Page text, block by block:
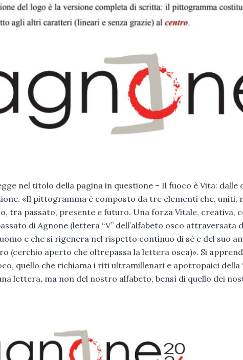
nel titolo della pagina in questione – Il fuoco è Vita: dalle
«Il pittogramma è composto da tre elementi che, uniti,
tra passato, presente e futuro. Una forza Vitale, creativa,
di Agnone (lettera “V” dell’alfabeto osco attraversata
e che si rigenera nel rispetto continuo di sé e del suo
(cerchio aperto che oltrepassa la lettera osca)». Si
quello che richiama i riti ultramillenari e apotropaici della
lettera, ma non del nostro alfabeto, bensì di quello dei